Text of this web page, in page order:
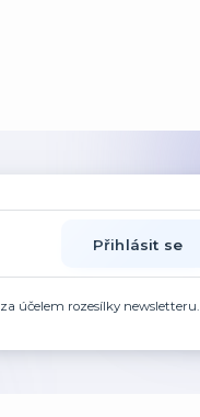
Přihlásit se
za účelem rozesílky newsletteru.